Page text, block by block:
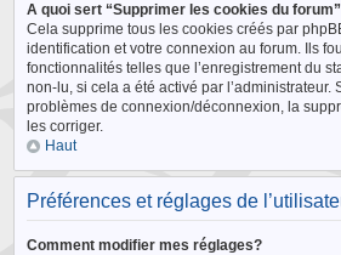
A quoi sert “Supprimer les cookies du
Cela supprime tous les cookies créés par
identification et votre connexion au forum. Ils
fonctionnalités telles que l’enregistrement du
non-lu, si cela a été activé par l’administrateur.
problèmes de connexion/déconnexion, la
les corriger.
Haut
Préférences et réglages de
Comment modifier mes réglages?